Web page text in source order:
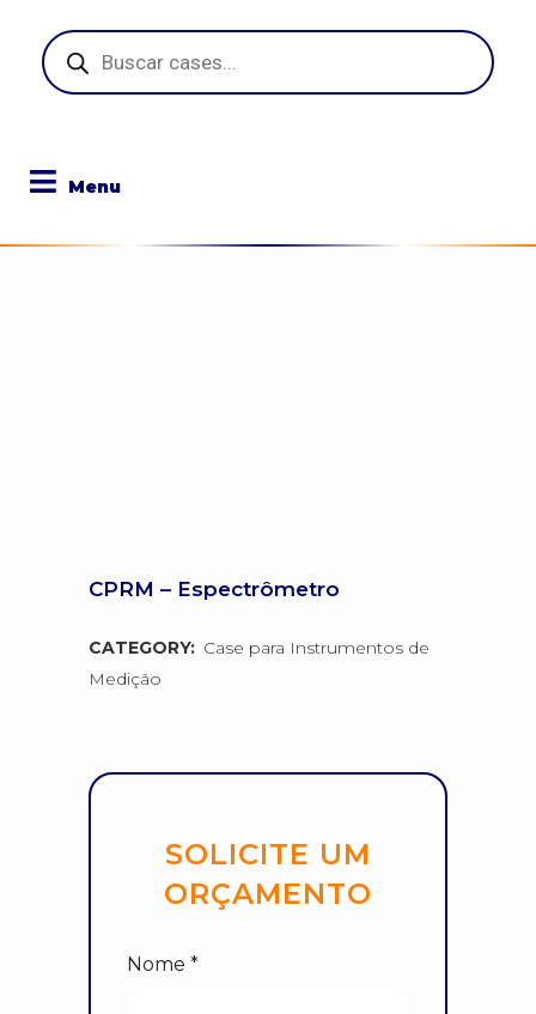
Pesquisar
produtos
CPRM – Espectrômetro
CATEGORY: Case para Instrumentos de
Medição
SOLICITE UM
ORÇAMENTO
Nome *